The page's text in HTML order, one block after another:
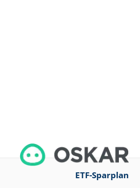
ETF-Sparplan